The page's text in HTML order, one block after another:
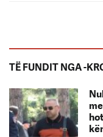
TË FUNDIT NGA -